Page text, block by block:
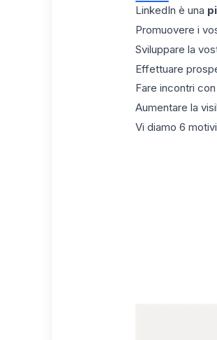
LinkedIn è una
Promuovere i
Sviluppare la
Effettuare
Fare incontri
Aumentare la
Vi diamo 6